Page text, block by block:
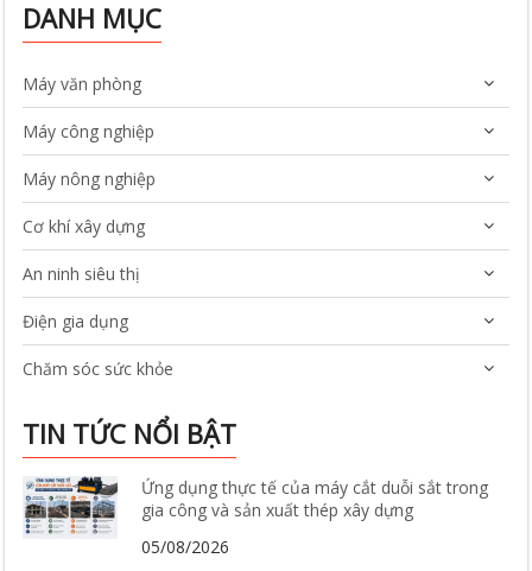
DANH MỤC
Máy văn phòng
Máy công nghiệp
Máy nông nghiệp
Cơ khí xây dựng
An ninh siêu thị
Điện gia dụng
Chăm sóc sức khỏe
TIN TỨC NỔI BẬT
Ứng dụng thực tế của máy cắt duỗi sắt trong
gia công và sản xuất thép xây dựng
05/08/2026